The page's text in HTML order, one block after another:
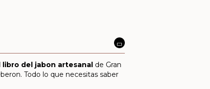
libro del jabon artesanal de Gran
Todo lo que necesitas saber